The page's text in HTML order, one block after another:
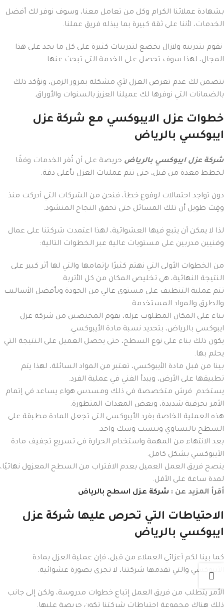
بشهادة عملائنا الكرام وكل من تعامل معنا، وسوف نوفر لك أفضل
الخدمات، لأننا على ثقة كبيرة بما يبذله فريق عملنا.
نقوم بتدريبه ولازال يخضع لتدريبات كثيرة على كل ما يجد على هذا
المجال، لهذا سوف تحصل على الخدمة التي تبحث عنها.
نتضمن لك عدم تعرض العزل لأي مشكلة بمرور الزمن، ونؤكد ذلك
بالضمانات التي نوفرها لك عميلنا العزيز بالسنوات والأوراق.
خطوات عزل الايبوكسي مع شركة عزل
ايبوكسي بالرياض
شركة عزل ايبوكسي بالرياض حريصة على أن تُفر الخدمات وفقًا
لخطط معدة من قبل، حتى تتم عمليات العزل بأعلى دقة.
دون تواجد احتمالات لوقوع خطأ، فنحن من الشركات التي أدركت منذ
وقٍت طويل أن تلك المسائل حتى تحقق النجاح المنشود.
لذا لا يمكن أن يتبع فيها العشوائية، لهذا اعتمدت شركتنا على عمال
وفنيين مدربين على مستويات عالية عبر الخطوات التالية:
من الخطوات الأولى التي نهتم كثيرًا بإتمامها والتي لها أثر كبير على
النتيجة النهائية، هي تخليص المكان من كل الأتربة.
تتم عملية التنظيف على مستوى عالي من الجودة وبأفضل الأساليب
والطرق والمواد المستخدمة.
بناء على المكان المطلوب عزله، يقوم المختصين من شركة عزل
ايبوكسي بالرياض، بتحديد نسبة مادة الأيبوكسي.
يكون ذلك بناء على نوع السطح، حتى يحصل العميل على النتيجة التي
يحلم بها.
بينا من قبل مادة الأيبوكسي، تعتبر من المواد السائلة، لهذا يتم
تطبيقها على الأرض، ويبدأ الفني في عملية الفرد.
يستخدم فرش متخصصة في ذلك ومسدس هواء يساعد في إتمام
الأمر بحرفية شديدة، وبعض المعدات المتطورة.
هذه العملية الخاصة بفرد الأيبوكسي التي تجعل المادة مطبقة على
السطح بالتساوي وبنسب وسك واحد.
بعد الانتهاء من المهمة واستخدام الحرارة في تسريع تجفيف مادة
الأيبوكسي بشكل كامل.
ينصح فريق العمل العميل بعدم الاقتراب من السطح المعزول نهائيًا،
لمدة ساعة على الأقل.
أقرأ المزيد عن : شركة عزل اسطح بالرياض
الاحتياطات التي تحرص عليها شركة عزل
ايبوكسي بالرياض
كما بينا لكم أعزائي العملاء من قبل، فإن عملية العزل بمادة
الأيبوكسي والتي تقدمها شركتنا، لا تجرى بصورة عشوائية.
الأمر يتطلب من فريق العمل إتباع خطوات مدروسة، ولكن إلى جانب